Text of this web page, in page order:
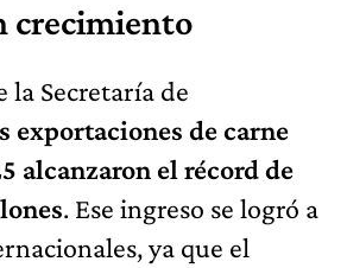
crecimiento
la Secretaría de
exportaciones de carne
alcanzaron el récord de
. Ese ingreso se logró a
ya que el